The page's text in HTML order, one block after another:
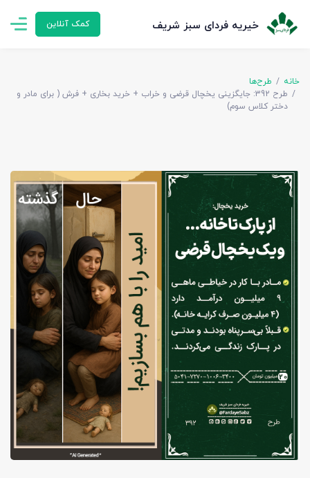
خیریه فردای سبز شریف کمک آنلاین
خانه
طرح‌ها
طرح 392: جایگزینی یخچال قرضی و خراب + خرید بخاری + فرش ( برای مادر و
دختر کلاس سوم)